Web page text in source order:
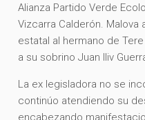
Alianza Partido Verde
Vizcarra Calderón.
estatal al hermano de
a su sobrino Juan Iliv
La ex legisladora no se
continúo atendiendo su
encabezando